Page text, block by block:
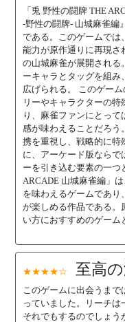
「兎 野性の闘牌 THE
-野性の闘牌- 山城麻雀編
である。このゲームでは
能力が原作通りに再現さ
の山城麻雀が展開される
ーキャラとタッグを組み
広げられる。 このゲー
リーやキャラクターの
り、麻雀ファンにとっ
感が味わえることだろう
携を重視し、戦略的に特
に、アーケード版ならで
ーを引き込む要素の一つ
ARCADE 山城麻雀編」
を味わえるゲームであ
が楽しめる作品である。
い方におすすめのゲーム
★★★★☆ 至高
このゲームに出会うま
っていました。リーチ
それでもするのでしょう